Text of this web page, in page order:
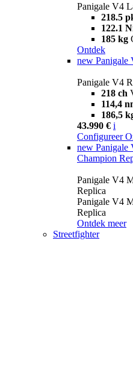
Panigale V4
218.5
122.1
185 kg
Ontdek
new Panigale
Panigale V4 R
218 ch
114,4
186,5
43.990 € i
Configureer
new Panigale
Champion
Panigale V4
Replica
Panigale V4
Replica
Ontdek meer
Streetfighter